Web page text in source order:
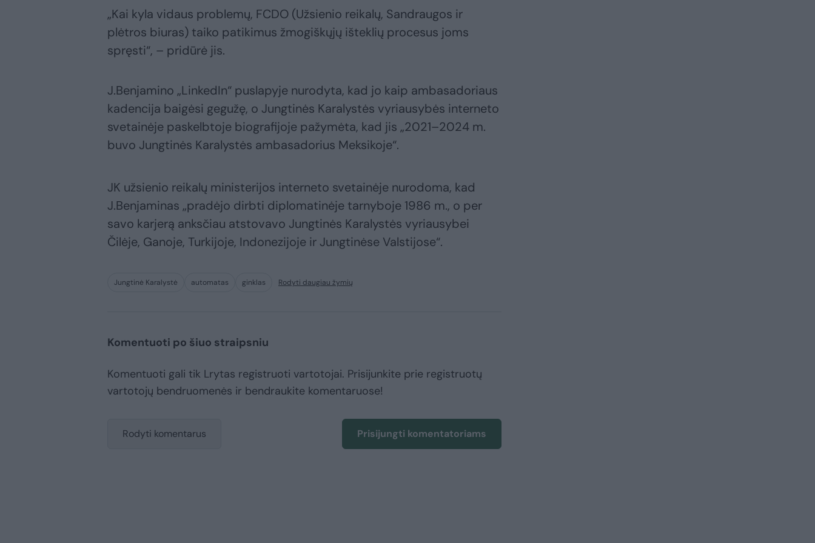
„Kai kyla vidaus problemų, FCDO (Užsienio reikalų, Sandraugos ir
plėtros biuras) taiko patikimus žmogiškųjų išteklių procesus joms
spręsti“, – pridūrė jis.
J.Benjamino „LinkedIn“ puslapyje nurodyta, kad jo kaip ambasadoriaus
kadencija baigėsi gegužę, o Jungtinės Karalystės vyriausybės interneto
svetainėje paskelbtoje biografijoje pažymėta, kad jis „2021–2024 m.
buvo Jungtinės Karalystės ambasadorius Meksikoje“.
JK užsienio reikalų ministerijos interneto svetainėje nurodoma, kad
J.Benjaminas „pradėjo dirbti diplomatinėje tarnyboje 1986 m., o per
savo karjerą anksčiau atstovavo Jungtinės Karalystės vyriausybei
Čilėje, Ganoje, Turkijoje, Indonezijoje ir Jungtinėse Valstijose“.
Jungtinė Karalystė automatas ginklas Rodyti daugiau žymių
Komentuoti po šiuo straipsniu
Komentuoti gali tik Lrytas registruoti vartotojai. Prisijunkite prie registruotų
vartotojų bendruomenės ir bendraukite komentaruose!
Rodyti komentarus Prisijungti komentatoriams